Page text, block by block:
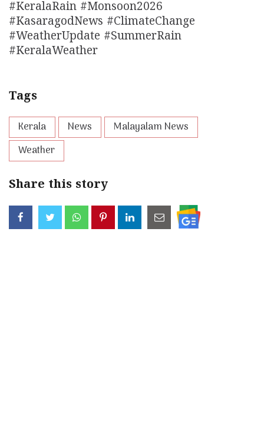
#KeralaRain #Monsoon2026
#KasaragodNews #ClimateChange
#WeatherUpdate #SummerRain
#KeralaWeather
Tags
Kerala News
Malayalam News
Weather
Share this story